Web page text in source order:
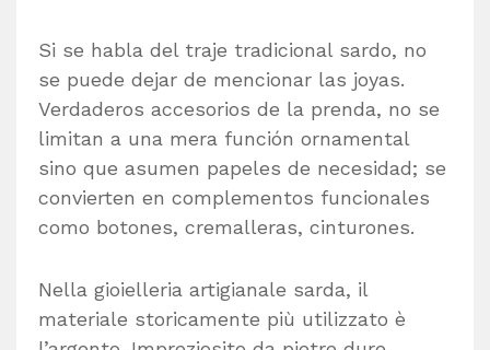
Si se habla del traje tradicional sardo, no
se puede dejar de mencionar las joyas.
Verdaderos accesorios de la prenda, no se
limitan a una mera función ornamental
sino que asumen papeles de necesidad; se
convierten en complementos funcionales
como botones, cremalleras, cinturones.
Nella gioielleria artigianale sarda, il
materiale storicamente più utilizzato è